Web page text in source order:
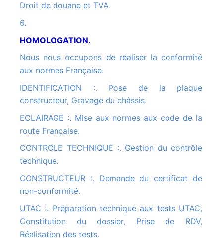
Droit de douane et TVA.
6.
HOMOLOGATION.
Nous nous occupons de réaliser la conformité
aux normes Française.
IDENTIFICATION :. Pose de la plaque
constructeur, Gravage du châssis.
ECLAIRAGE :. Mise aux normes aux code de la
route Française.
CONTROLE TECHNIQUE :. Gestion du contrôle
technique.
CONSTRUCTEUR :. Demande du certificat de
non-conformité.
UTAC :. Préparation technique aux tests UTAC,
Constitution du dossier, Prise de RDV,
Réalisation des tests.